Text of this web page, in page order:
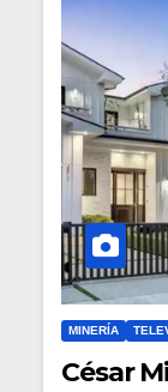
MINERÍA
César